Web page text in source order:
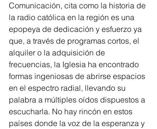
Comunicación, cita como la historia de
la radio católica en la región es una
epopeya de dedicación y esfuerzo ya
que, a través de programas cortos, el
alquiler o la adquisición de
frecuencias, la Iglesia ha encontrado
formas ingeniosas de abrirse espacios
en el espectro radial, llevando su
palabra a múltiples oídos dispuestos a
escucharla. No hay rincón en estos
países donde la voz de la esperanza y